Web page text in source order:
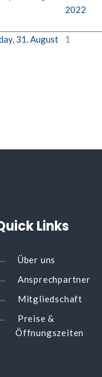
2022
31. August
1
Links
Über uns
Ansprechpartner
Mitgliedschaft
Preise &
Öffnungszeiten